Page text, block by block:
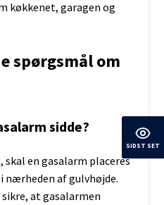
køkkenet, garagen og
spørgsmål om
sidde?
skal en gasalarm placeres
nærheden af gulvhøjde.
at gasalarmen
SIDST SET